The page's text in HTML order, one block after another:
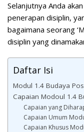
Selanjutnya Anda
penerapan disiplin,
bagaimana seorang
disiplin yang
Daftar Isi
Modul 1.4 Budaya
Capaian Modoul 1.4
Capaian yang
Capaian Umum
Capaian Khusus